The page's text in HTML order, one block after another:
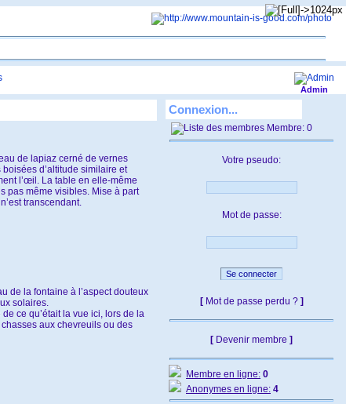
Admin
de lapiaz cerné de vernes
d’altitude similaire et
l’œil. La table en elle-même
pas même visibles. Mise à part
transcendant.
de la fontaine à l’aspect douteux
solaires.
ce qu’était la vue ici, lors de la
aux chevreuils ou des
Connexion...
Membre: 0
Votre pseudo:
Mot de passe:
[ Mot de passe perdu ?]
[ Devenir membre ]
Membre en ligne: 0
Anonymes en ligne: 4